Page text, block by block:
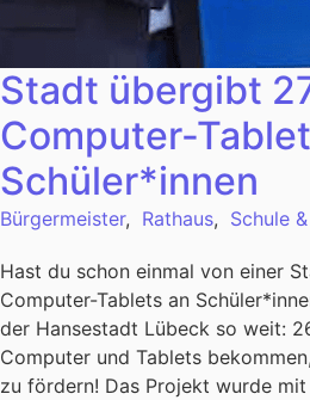
Stadt übergibt
Computer-
Schüler*innen
Bürgermeister, Rathaus, Schule
Hast du schon einmal von einer
Computer-Tablets an
der Hansestadt Lübeck so weit:
Computer und Tablets
zu fördern! Das Projekt wurde